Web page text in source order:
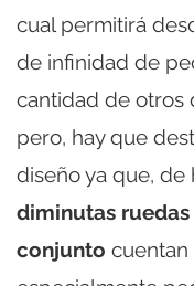
cual permitirá
de infinidad de
cantidad de otros
pero, hay que
diseño ya que, de
diminutas
conjunto